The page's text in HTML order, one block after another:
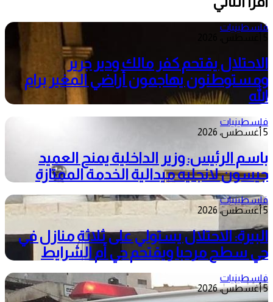
فلسطينيات
الاحتلال يقتحم كفر مالك ودير جرير
ومستوطنون يهاجمون أراضي المغير برام
الله
فلسطينيات
5 أغسطس، 2026
باسم الرئيس: وزير الداخلية يمنح العميد
جيسون لانجليه ميدالية الخدمة الممتازة
فلسطينيات
5 أغسطس، 2026
البيرة: الاحتلال يستولي على ثلاثة منازل في
حي سطح مرحبا ويقتحم حي أم الشرايط
فلسطينيات
5 أغسطس، 2026